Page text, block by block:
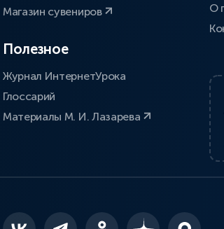
Магазин сувениров
Полезное
Журнал ИнтернетУрока
Глоссарий
Материалы М. И. Лазарева
О